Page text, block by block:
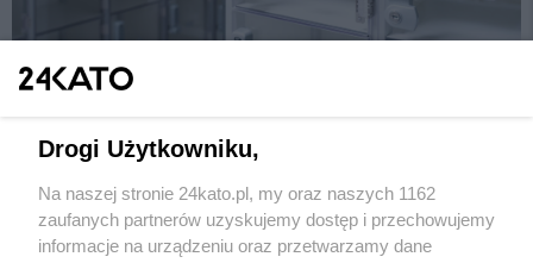
lipca po przerwie technologicznej. Teraz z foyer
Zamontowano 232 szafki
Wydawca mediów lokalnych
Drogi Użytkowniku,
Na naszej stronie 24kato.pl, my oraz naszych 1162
zaufanych partnerów uzyskujemy dostęp i przechowujemy
informacje na urządzeniu oraz przetwarzamy dane